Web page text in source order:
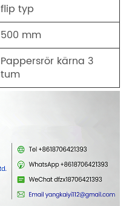
flip typ
500 mm
Pappersrör kärna 3
tum